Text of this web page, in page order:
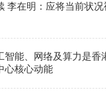
李在明：应将当前状况
智能、网络及算力是香
心核心动能